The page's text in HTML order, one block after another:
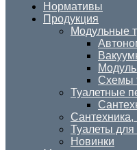
Нормативы
Продукция
Модульные
Схемы
Туалетные
Туалеты
Новинки